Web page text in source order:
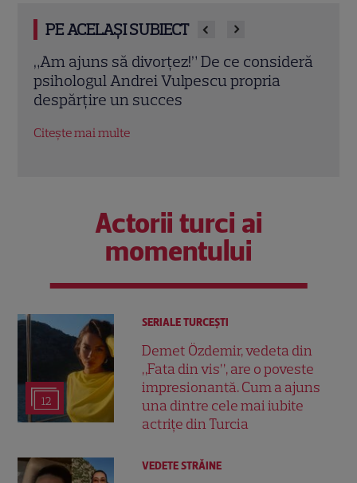
PE ACELAȘI SUBIECT
ce consideră
propria
Eva Pavel nu ia vacanță!
emisiunii „Apel la Consilier”
un nou sezon intens la Kanal D
Citește mai multe
Actorii turci ai
momentului
12
SERIALE TURCEŞTI
Demet Özdemir, vedeta din
„Fata din vis”, are o poveste
impresionantă. Cum a ajuns
una dintre cele mai iubite
actrițe din Turcia
VEDETE STRĂINE